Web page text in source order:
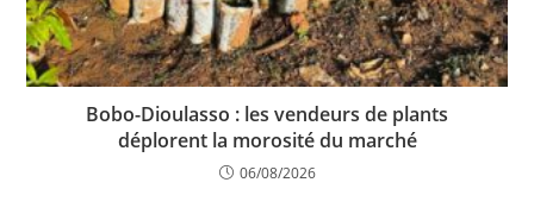
Bobo-Dioulasso : les vendeurs de plants
déplorent la morosité du marché
06/08/2026